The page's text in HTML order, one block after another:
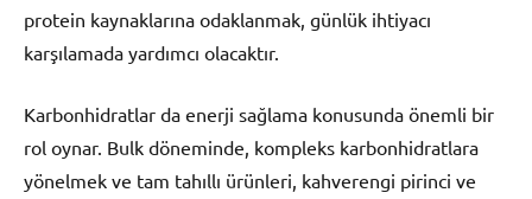
protein kaynaklarına odaklanmak, günlük ihtiyacı
karşılamada yardımcı olacaktır.
Karbonhidratlar da enerji sağlama konusunda önemli bir
rol oynar. Bulk döneminde, kompleks karbonhidratlara
yönelmek ve tam tahıllı ürünleri, kahverengi pirinci ve